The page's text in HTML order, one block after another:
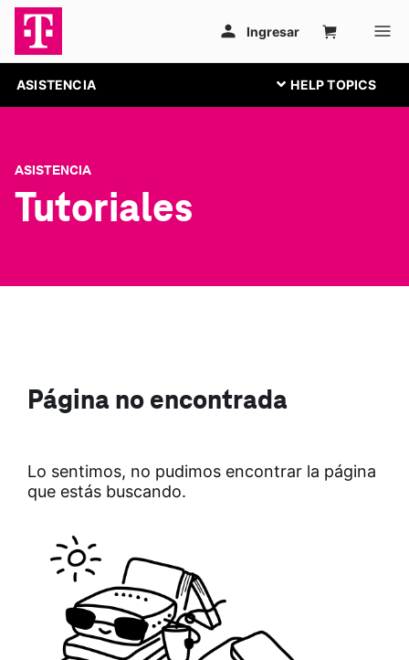
ASISTENCIA
ASISTENCIA
Tutoriales